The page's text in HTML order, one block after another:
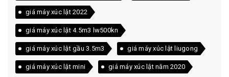
giá máy xúc lật 2022
giá máy xúc lật 4.5m3 lw500kn
giá máy xúc lật gầu 3.5m3 giá máy xúc lật liugong
giá máy xúc lật mini giá máy xúc lật năm 2020